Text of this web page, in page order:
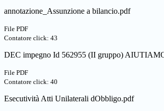
annotazione_Assunzione a bilancio.pdf
File PDF
Contatore click: 43
DEC impegno Id 562955 (II gruppo)
File PDF
Contatore click: 40
Esecutività Atti Unilaterali dObbligo.pdf